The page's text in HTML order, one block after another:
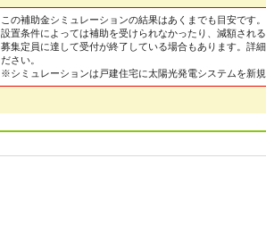
この補助金シミュレーションの結果はあくまでも目安です。
設置条件によっては補助を受けられなかったり、減額され
募集定員に達して受付が終了している場合もあります。詳
ださい。
※シミュレーションは戸建住宅に太陽光発電システムを新